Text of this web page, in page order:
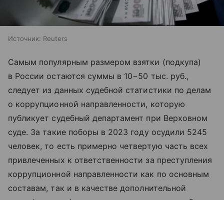
Источник: Reuters
Самым популярным размером взятки (подкупа)
в России остаются суммы в 10−50 тыс. руб.,
следует из данных судебной статистики по делам
о коррупционной направленности, которую
публикует судебный департамент при Верховном
суде. За такие поборы в 2023 году осудили 5245
человек, то есть примерно четвертую часть всех
привлеченных к ответственности за преступления
коррупционной направленности как по основным
составам, так и в качестве дополнительной